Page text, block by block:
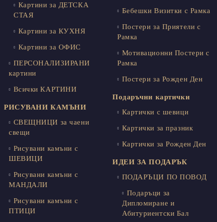
Картини за ДЕТСКА
СТАЯ
Картини за КУХНЯ
Картини за ОФИС
ПЕРСОНАЛИЗИРАНИ
картини
Всички КАРТИНИ
РИСУВАНИ КАМЪНИ
СВЕЩНИЦИ за чаени
свещи
Рисувани камъни с
ШЕВИЦИ
Рисувани камъни с
МАНДАЛИ
Рисувани камъни с
ПТИЦИ
Бебешки Визитки с Рамка
Постери за Приятели с
Рамка
Мотивационни Постери с
Рамка
Постери за Рожден Ден
Подаръчни картички
Картички с шевици
Картички за празник
Картички за Рожден Ден
ИДЕИ ЗА ПОДАРЪК
ПОДАРЪЦИ ПО ПОВОД
Подаръци за
Дипломиране и
Абитуриентски Бал